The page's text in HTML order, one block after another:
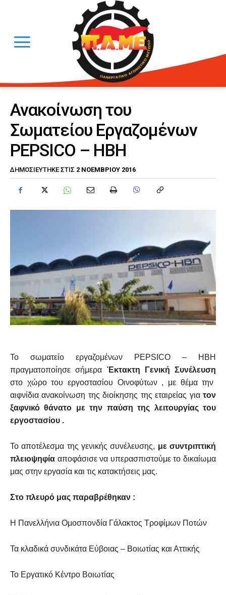
Ανακοίνωση του
Σωματείου Εργαζομένων
PEPSICO – ΗΒΗ
ΔΗΜΟΣΙΕΎΤΗΚΕ ΣΤΙΣ 2 ΝΟΕΜΒΡΊΟΥ 2016
Το σωματείο εργαζομένων PEPSICO – HBH
πραγματοποίησε σήμερα Έκτακτη Γενική Συνέλευση
στο χώρο του εργοστασίου Οινοφύτων , με θέμα την
αιφνίδια ανακοίνωση της διοίκησης της εταιρείας για τον
ξαφνικό θάνατο με την παύση της λειτουργίας του
εργοστασίου .
Το αποτέλεσμα της γενικής συνέλευσης, με συντριπτική
πλειοψηφία αποφάσισε να υπερασπιστούμε το δικαίωμα
μας στην εργασία και τις κατακτήσεις μας.
Στο πλευρό μας παραβρέθηκαν :
Η Πανελλήνια Ομοσπονδία Γάλακτος Τροφίμων Ποτών
Τα κλαδικά συνδικάτα Εύβοιας – Βοιωτίας και Αττικής
Το Εργατικό Κέντρο Βοιωτίας